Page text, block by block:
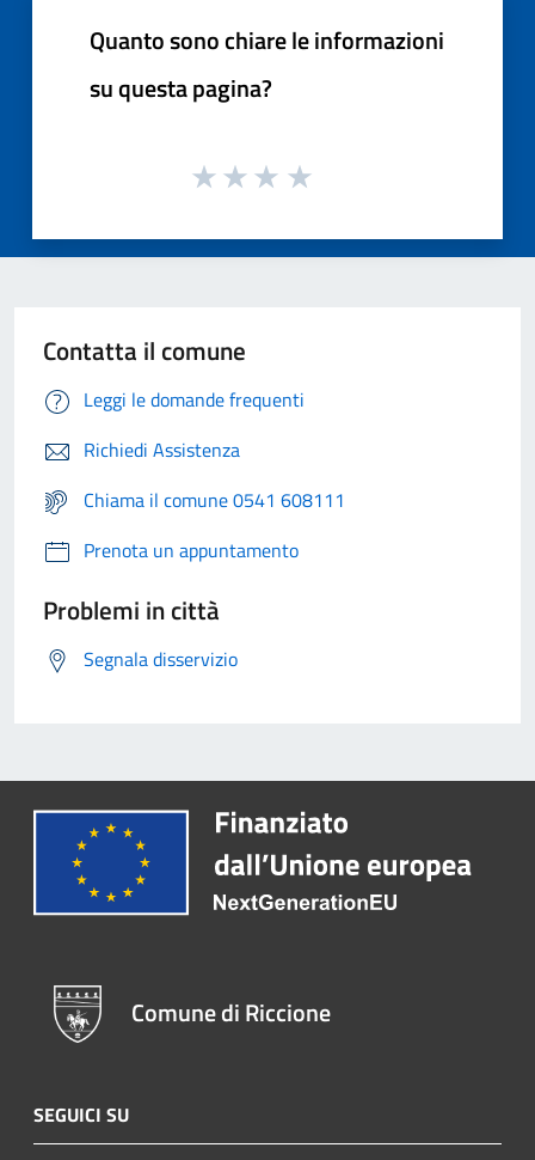
Quanto sono chiare le informazioni
su questa pagina?
Contatta il comune
Leggi le domande frequenti
Richiedi Assistenza
Chiama il comune 0541 608111
Prenota un appuntamento
Problemi in città
Segnala disservizio
Comune di Riccione
SEGUICI SU